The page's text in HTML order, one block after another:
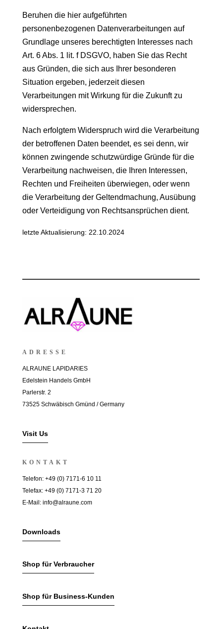
Beruhen die hier aufgeführten
personenbezogenen Datenverarbeitungen auf
Grundlage unseres berechtigten Interesses nach
Art. 6 Abs. 1 lit. f DSGVO, haben Sie das Recht
aus Gründen, die sich aus Ihrer besonderen
Situation ergeben, jederzeit diesen
Verarbeitungen mit Wirkung für die Zukunft zu
widersprechen.
Nach erfolgtem Widerspruch wird die Verarbeitung
der betroffenen Daten beendet, es sei denn, wir
können zwingende schutzwürdige Gründe für die
Verarbeitung nachweisen, die Ihren Interessen,
Rechten und Freiheiten überwiegen, oder wenn
die Verarbeitung der Geltendmachung, Ausübung
oder Verteidigung von Rechtsansprüchen dient.
letzte Aktualisierung: 22.10.2024
ADRESSE
ALRAUNE LAPIDARIES
Edelstein Handels GmbH
Parlerstr. 2
73525 Schwäbisch Gmünd / Germany
Visit Us
KONTAKT
Telefon: +49 (0) 7171-6 10 11
Telefax: +49 (0) 7171-3 71 20
E-Mail: info@alraune.com
Downloads
Shop für Verbraucher
Shop für Business-Kunden